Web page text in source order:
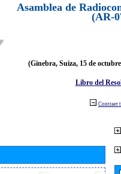
Asamblea de
(AR-
(Ginebra, Suiza, 15 de
Libro del
Contraer